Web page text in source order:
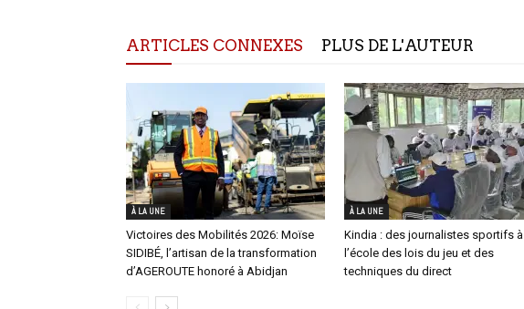
ARTICLES CONNEXES PLUS DE L'AUTEUR
À LA UNE
Victoires des Mobilités 2026: Moïse
SIDIBÉ, l’artisan de la transformation
d’AGEROUTE honoré à Abidjan
À LA UNE
Kindia : des journalistes sportifs à
l’école des lois du jeu et des
techniques du direct